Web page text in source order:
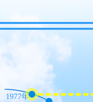
1977年